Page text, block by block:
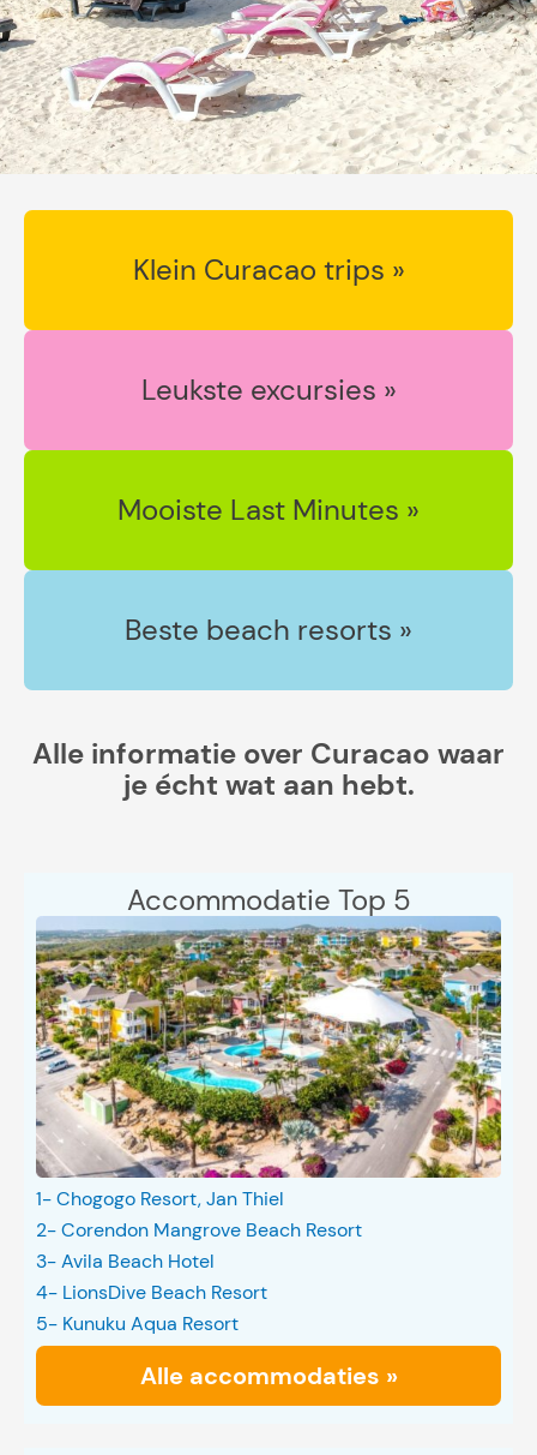
Klein Curacao trips »
Leukste excursies »
Mooiste Last Minutes »
Beste beach resorts »
Alle informatie over Curacao waar
je écht wat aan hebt.
Accommodatie Top 5
1- Chogogo Resort, Jan Thiel
2- Corendon Mangrove Beach Resort
3- Avila Beach Hotel
4- LionsDive Beach Resort
5- Kunuku Aqua Resort
Alle accommodaties »